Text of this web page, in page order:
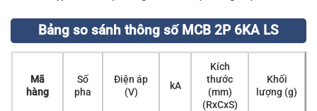
Bảng so sánh thông số MCB 2P 6KA LS
Mã
hàng
Số
pha
Điện áp
(V)
kA
Kích
thước
(mm)
(RxCxS)
Khối
lượng (g)